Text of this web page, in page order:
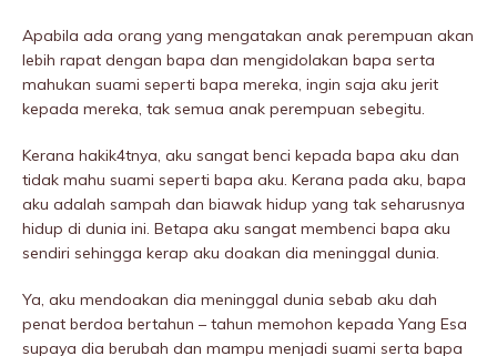
Apabila ada orang yang mengatakan anak perempuan akan
lebih rapat dengan bapa dan mengidolakan bapa serta
mahukan suami seperti bapa mereka, ingin saja aku jerit
kepada mereka, tak semua anak perempuan sebegitu.
Kerana hakik4tnya, aku sangat benci kepada bapa aku dan
tidak mahu suami seperti bapa aku. Kerana pada aku, bapa
aku adalah sampah dan biawak hidup yang tak seharusnya
hidup di dunia ini. Betapa aku sangat membenci bapa aku
sendiri sehingga kerap aku doakan dia meninggaI dunia.
Ya, aku mendoakan dia meninggaI dunia sebab aku dah
penat berdoa bertahun – tahun memohon kepada Yang Esa
supaya dia berubah dan mampu menjadi suami serta bapa